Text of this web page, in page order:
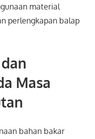
material
perlengkapan balap
Masa
bahan bakar